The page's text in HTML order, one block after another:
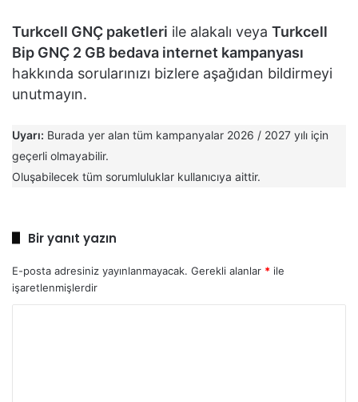
Turkcell GNÇ paketleri ile alakalı veya Turkcell
Bip GNÇ 2 GB bedava internet kampanyası
hakkında sorularınızı bizlere aşağıdan bildirmeyi
unutmayın.
Uyarı: Burada yer alan tüm kampanyalar 2026 / 2027 yılı için
geçerli olmayabilir.
Oluşabilecek tüm sorumluluklar kullanıcıya aittir.
Bir yanıt yazın
E-posta adresiniz yayınlanmayacak. Gerekli alanlar * ile
işaretlenmişlerdir